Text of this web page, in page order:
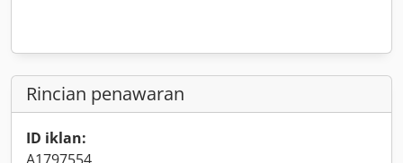
Rincian penawaran
ID iklan: